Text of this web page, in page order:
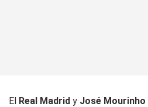
El Real Madrid y José Mourinho